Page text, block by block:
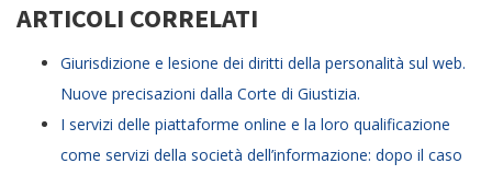
ARTICOLI CORRELATI
Giurisdizione e lesione dei diritti della personalità sul web.
Nuove precisazioni dalla Corte di Giustizia.
I servizi delle piattaforme online e la loro qualificazione
come servizi della società dell’informazione: dopo il caso